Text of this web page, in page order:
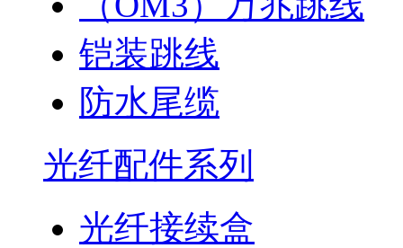
铠装跳线
防水尾缆
光纤配件系列
光纤接续盒